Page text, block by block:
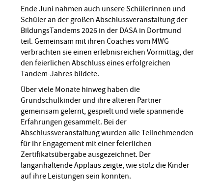
Ende Juni nahmen auch unsere Schülerinnen und
Schüler an der großen Abschlussveranstaltung der
BildungsTandems 2026in der DASA in Dortmund
teil. Gemeinsam mit ihren Coaches vom MWG
verbrachten sie einen erlebnisreichen Vormittag, der
den feierlichen Abschluss eines erfolgreichen
Tandem-Jahres bildete.
Über viele Monate hinweg haben die
Grundschulkinder und ihre älteren Partner
gemeinsam gelernt, gespielt und viele spannende
Erfahrungen gesammelt. Bei der
Abschlussveranstaltung wurden alle Teilnehmenden
für ihr Engagement mit einer feierlichen
Zertifikatsübergabe ausgezeichnet. Der
langanhaltende Applaus zeigte, wie stolz die Kinder
auf ihre Leistungen sein konnten.